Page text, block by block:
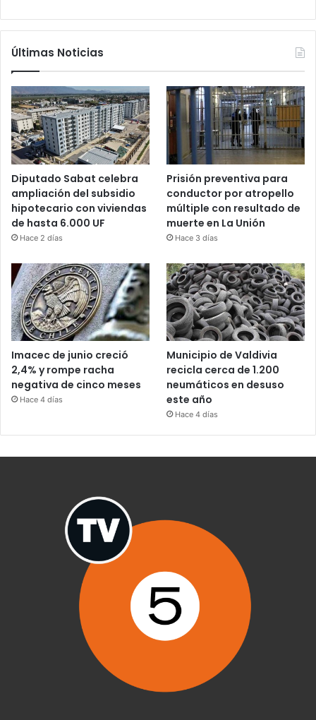
Últimas Noticias
Diputado Sabat celebra
ampliación del subsidio
hipotecario con viviendas
de hasta 6.000 UF
Hace 2 días
Prisión preventiva para
conductor por atropello
múltiple con resultado de
muerte en La Unión
Hace 3 días
Imacec de junio creció
2,4% y rompe racha
negativa de cinco meses
Hace 4 días
Municipio de Valdivia
recicla cerca de 1.200
neumáticos en desuso
este año
Hace 4 días